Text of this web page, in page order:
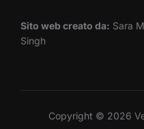
Sito web creato da: Sara
Singh
Copyright © 2026